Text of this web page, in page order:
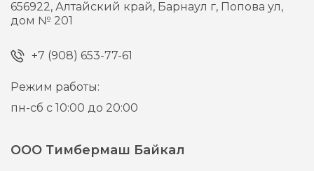
656922,Алтайский край, Барнаул г, Попова ул,
дом № 201
+7 (908) 653-77-61
Режим работы:
пн-сб с 10:00 до 20:00
ООО Тимбермаш Байкал